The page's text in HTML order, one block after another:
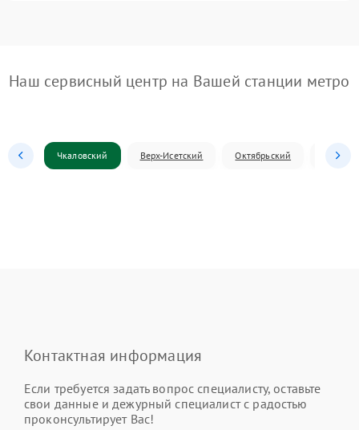
Наш сервисный центр на Вашей станции метро
Чкаловский Верх-Исетский Октябрьский
Контактная информация
Если требуется задать вопрос специалисту, оставьте
свои данные и дежурный специалист с радостью
проконсультирует Вас!